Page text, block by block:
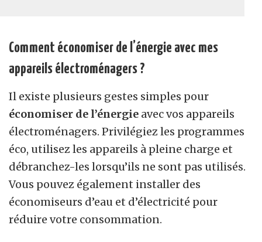
Comment économiser de l’énergie avec mes
appareils électroménagers ?
Il existe plusieurs gestes simples pour
économiser de l’énergie avec vos appareils
électroménagers. Privilégiez les programmes
éco, utilisez les appareils à pleine charge et
débranchez-les lorsqu’ils ne sont pas utilisés.
Vous pouvez également installer des
économiseurs d’eau et d’électricité pour
réduire votre consommation.